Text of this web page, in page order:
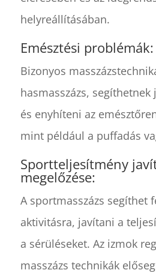
helyreállításában.
Emésztési problémák:
Bizonyos
hasmasszázs,
és enyhíteni az
mint például a puffadás
Sportteljesítmény
megelőzése:
A sportmasszázs segíthet
aktivitásra, javítani a
a sérüléseket. Az izmok
masszázs technikák